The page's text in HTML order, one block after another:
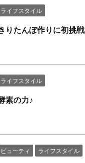
ライフスタイル
りたんぽ作りに初挑戦
ライフスタイル
素の力♪
ビューティ ライフスタイル